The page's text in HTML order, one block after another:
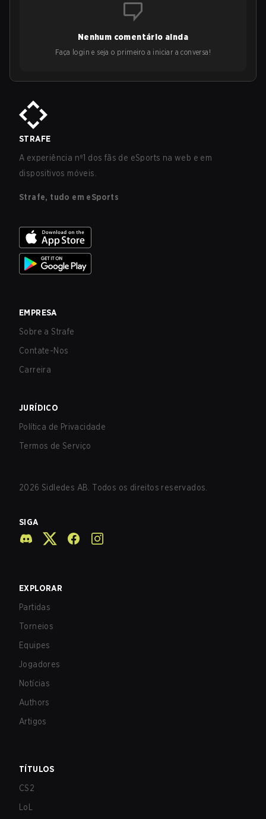
Nenhum comentário ainda
Faça login e seja o primeiro a iniciar a conversa!
STRAFE
A experiência nº1 dos fãs de eSports na web e em
dispositivos móveis.
Strafe, tudo em eSports
EMPRESA
Sobre a Strafe
Contate-Nos
Carreira
JURÍDICO
Política de Privacidade
Termos de Serviço
2026 Sidledes AB. Todos os direitos reservados.
SIGA
EXPLORAR
Partidas
Torneios
Equipes
Jogadores
Notícias
Authors
Artigos
TÍTULOS
CS2
LoL